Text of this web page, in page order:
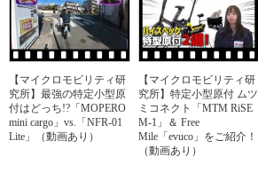
【マイクロモビリティ研
究所】最強の特定小型原
付はどっち!?「MOPERO
mini cargo」vs.「NFR-01
Lite」（動画あり）
【マイクロモビリティ研
究所】特定小型原付 ムツ
ミコネクト「MTM RiSE
M-1」＆ Free
Mile「evuco」をご紹介！
（動画あり）